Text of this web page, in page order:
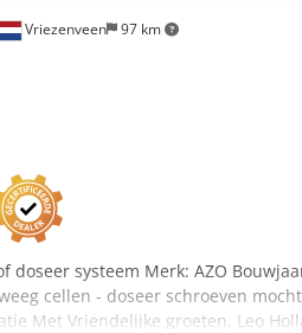
Vriezenveen 97 km
doseer systeem Merk: AZO
cellen - doseer schroeven
Met Vriendelijke groeten, Leo